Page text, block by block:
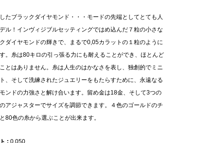
たブラックダイヤモンド・・・モードの先端としてとても人
ル！インヴィジブルセッティングではめ込んだ７粒の小さな
ダイヤモンドの輝きで、まるで0,05カラットの１粒のように
。糸は80キロの引っ張る力にも耐えることができ、ほとんど
とはありません。糸は人生のはかなさを表し、独創的でミニ
、そして洗練されたジュエリーをもたらすために、永遠なる
ンドの力強さと解け合います。留め金は18金、そして3つの
アジャスターでサイズを調節できます。４色のゴールドのチ
80色の糸から選ぶことが出来ます。